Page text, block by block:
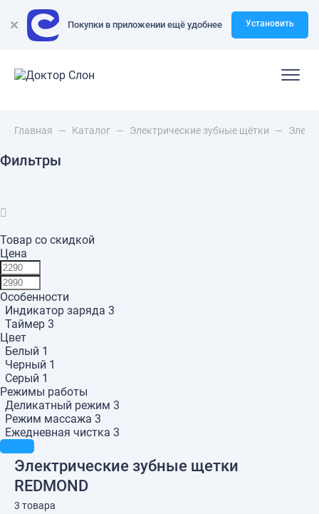
Покупки в приложении ещё удобнее Установить
Главная — Каталог — Электрические зубные щётки —
Фильтры
Товар со скидкой
Цена
Особенности
Индикатор заряда 3
Таймер 3
Цвет
Белый 1
Черный 1
Серый 1
Режимы работы
Деликатный режим 3
Режим массажа 3
Ежедневная чистка 3
Электрические зубные щетки
REDMOND
3 товара